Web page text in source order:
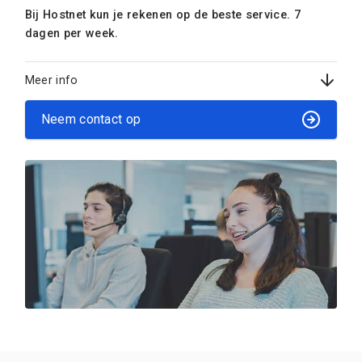
Bij Hostnet kun je rekenen op de beste service. 7
dagen per week.
Meer info
Neem contact op